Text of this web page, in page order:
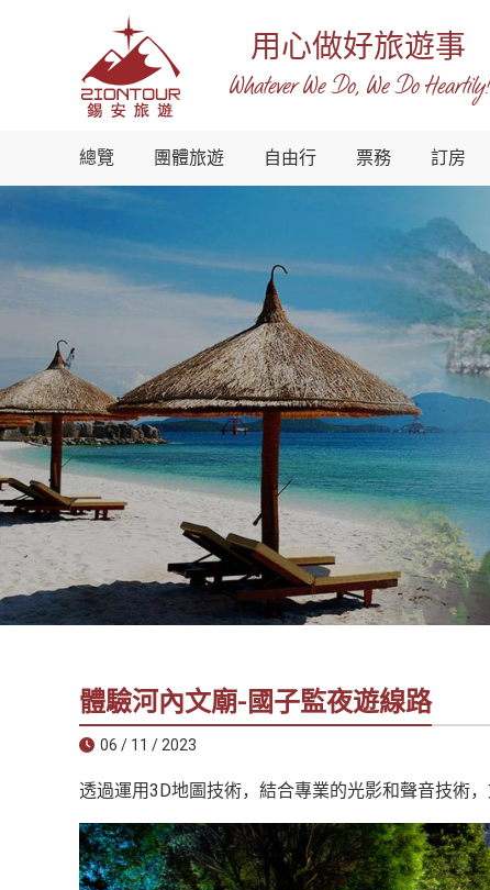
南
錫
際
-
越
南
地
社
錫
安
旅
您
在
南
好
的
用心做好旅遊事
Whatever We Do, We Do Heartily!
總覽 團體旅遊 自由行 票務 訂房
體驗河內文廟-國子監夜遊線路
06 / 11 / 2023
透過運用3D地圖技術，結合專業的光影和聲音技術